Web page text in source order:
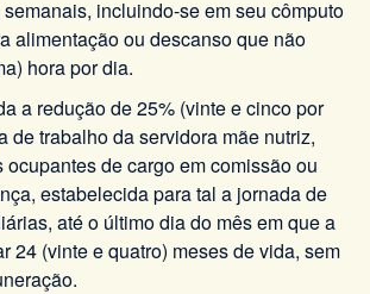
incluindo-se em seu cômputo
alimentação ou descanso que não
hora por dia.
a redução de 25% (vinte e cinco por
de trabalho da servidora mãe nutriz,
de cargo em comissão ou
estabelecida para tal a jornada de
até o último dia do mês em que a
24 (vinte e quatro) meses de vida, sem